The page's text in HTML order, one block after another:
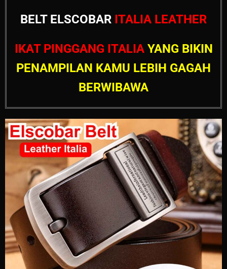
BELT ELSCOBAR ITALIA LEATHER
IKAT PINGGANG ITALIAYANG BIKIN
PENAMPILAN KAMU LEBIH GAGAH
BERWIBAWA